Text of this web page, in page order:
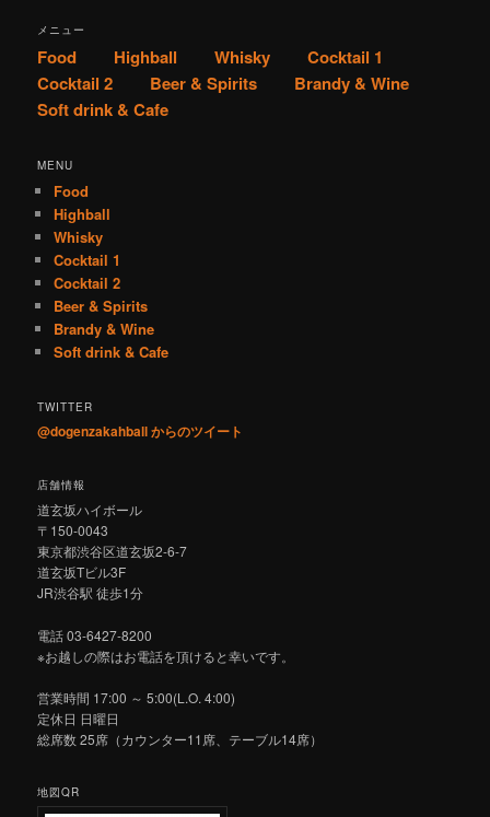
メニュー
Food Highball Whisky
Cocktail 1
Cocktail 2
Beer & Spirits
Brandy & Wine
Soft drink & Cafe
MENU
Food
Highball
Whisky
Cocktail 1
Cocktail 2
Beer & Spirits
Brandy & Wine
Soft drink & Cafe
TWITTER
@dogenzakahball からのツイート
店舗情報
道玄坂ハイボール
〒150-0043
東京都渋谷区道玄坂2-6-7
道玄坂Tビル3F
JR渋谷駅 徒歩1分
電話 03-6427-8200
※お越しの際はお電話を頂けると幸いです。
営業時間 17:00 ～ 5:00(L.O. 4:00)
定休日 日曜日
総席数 25席（カウンター11席、テーブル14席）
地図QR